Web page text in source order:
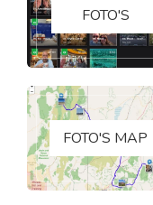
FOTO'S
FOTO'S MAP